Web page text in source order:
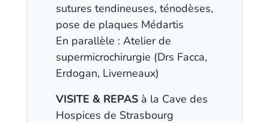
sutures tendineuses, ténodèses,
pose de plaques Médartis
En parallèle : Atelier de
supermicrochirurgie (Drs Facca,
Erdogan, Liverneaux)
VISITE & REPAS à la Cave des
Hospices de Strasbourg